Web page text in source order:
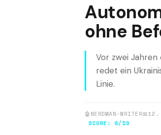
ohne
Vor zwei
redet ein
Linie.
🤖 NERDMAN-WRITER📅12.
SCORE: 6/10